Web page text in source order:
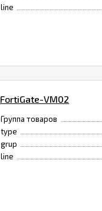
line
FortiGate-VM02
Группа товаров
type
grup
line